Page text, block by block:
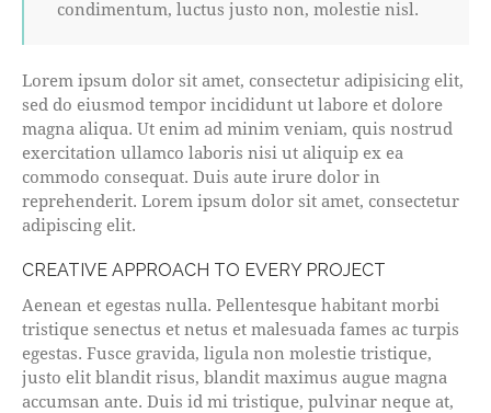
condimentum, luctus justo non, molestie nisl.
Lorem ipsum dolor sit amet, consectetur adipisicing elit,
sed do eiusmod tempor incididunt ut labore et dolore
magna aliqua. Ut enim ad minim veniam, quis nostrud
exercitation ullamco laboris nisi ut aliquip ex ea
commodo consequat. Duis aute irure dolor in
reprehenderit. Lorem ipsum dolor sit amet, consectetur
adipiscing elit.
CREATIVE APPROACH TO EVERY PROJECT
Aenean et egestas nulla. Pellentesque habitant morbi
tristique senectus et netus et malesuada fames ac turpis
egestas. Fusce gravida, ligula non molestie tristique,
justo elit blandit risus, blandit maximus augue magna
accumsan ante. Duis id mi tristique, pulvinar neque at,